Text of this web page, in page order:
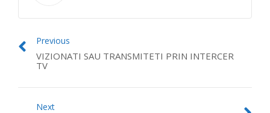
Previous
VIZIONATI SAU TRANSMITETI PRIN INTERCER
TV
Next